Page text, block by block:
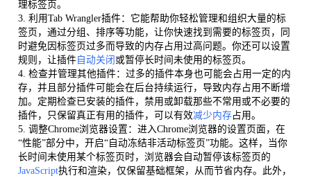
理标签页。
3. 利用Tab Wrangler插件：它能帮助你轻松管理和组织大量的标
签页，通过分组、排序等功能，让你快速找到需要的标签页，同
时避免因标签页过多而导致的内存占用过高问题。你还可以设置
规则，让插件自动关闭 或暂停长时间未使用的标签页。
4. 检查并管理其他插件：过多的插件本身也可能会占用一定的内
存，并且部分插件可能会在后台持续运行，导致内存占用不断增
加。定期检查已安装的插件，禁用或卸载那些不常用或不必要的
插件，只保留真正有用的插件，可以有效减少内存占用。
5. 调整Chrome浏览器设置：进入Chrome浏览器的设置页面，在
“性能”部分中，开启“自动冻结非活动标签页”功能。这样，当你
长时间未使用某个标签页时，浏览器会自动暂停该标签页的
JavaScript执行和渲染，仅保留基础框架，从而节省内存。此外，